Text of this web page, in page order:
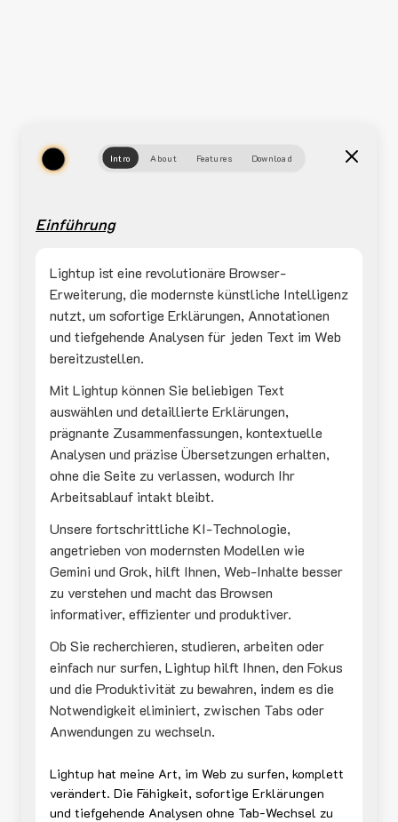
Intro About Features Download
Einführung
Lightup ist eine revolutionäre Browser-
Erweiterung, die modernste künstliche Intelligenz
nutzt, um sofortige Erklärungen, Annotationen
und tiefgehende Analysen für jeden Text im Web
bereitzustellen.
Mit Lightup können Sie beliebigen Text
auswählen und detaillierte Erklärungen,
prägnante Zusammenfassungen, kontextuelle
Analysen und präzise Übersetzungen erhalten,
ohne die Seite zu verlassen, wodurch Ihr
Arbeitsablauf intakt bleibt.
Unsere fortschrittliche KI-Technologie,
angetrieben von modernsten Modellen wie
Gemini und Grok, hilft Ihnen, Web-Inhalte besser
zu verstehen und macht das Browsen
informativer, effizienter und produktiver.
Ob Sie recherchieren, studieren, arbeiten oder
einfach nur surfen, Lightup hilft Ihnen, den Fokus
und die Produktivität zu bewahren, indem es die
Notwendigkeit eliminiert, zwischen Tabs oder
Anwendungen zu wechseln.
Lightup hat meine Art, im Web zu surfen, komplett
verändert. Die Fähigkeit, sofortige Erklärungen
und tiefgehende Analysen ohne Tab-Wechsel zu